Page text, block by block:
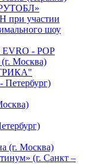
при участии
шоу
- POP
Москва)
Петербург)
(г. Москва)
(г. Санкт –